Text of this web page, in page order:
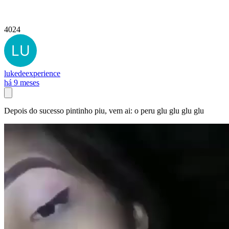
4024
lukedeexperience
há 9 meses
Depois do sucesso pintinho piu, vem ai: o peru glu glu glu glu